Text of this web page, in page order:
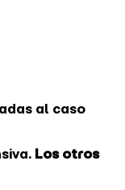
al caso
Los otros